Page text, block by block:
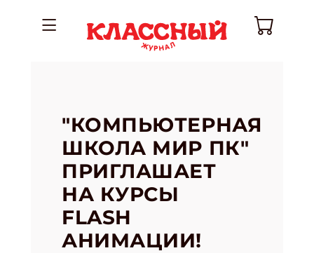
"КОМПЬЮТЕРНАЯ
ШКОЛА МИР ПК"
ПРИГЛАШАЕТ
НА КУРСЫ
FLASH
АНИМАЦИИ!